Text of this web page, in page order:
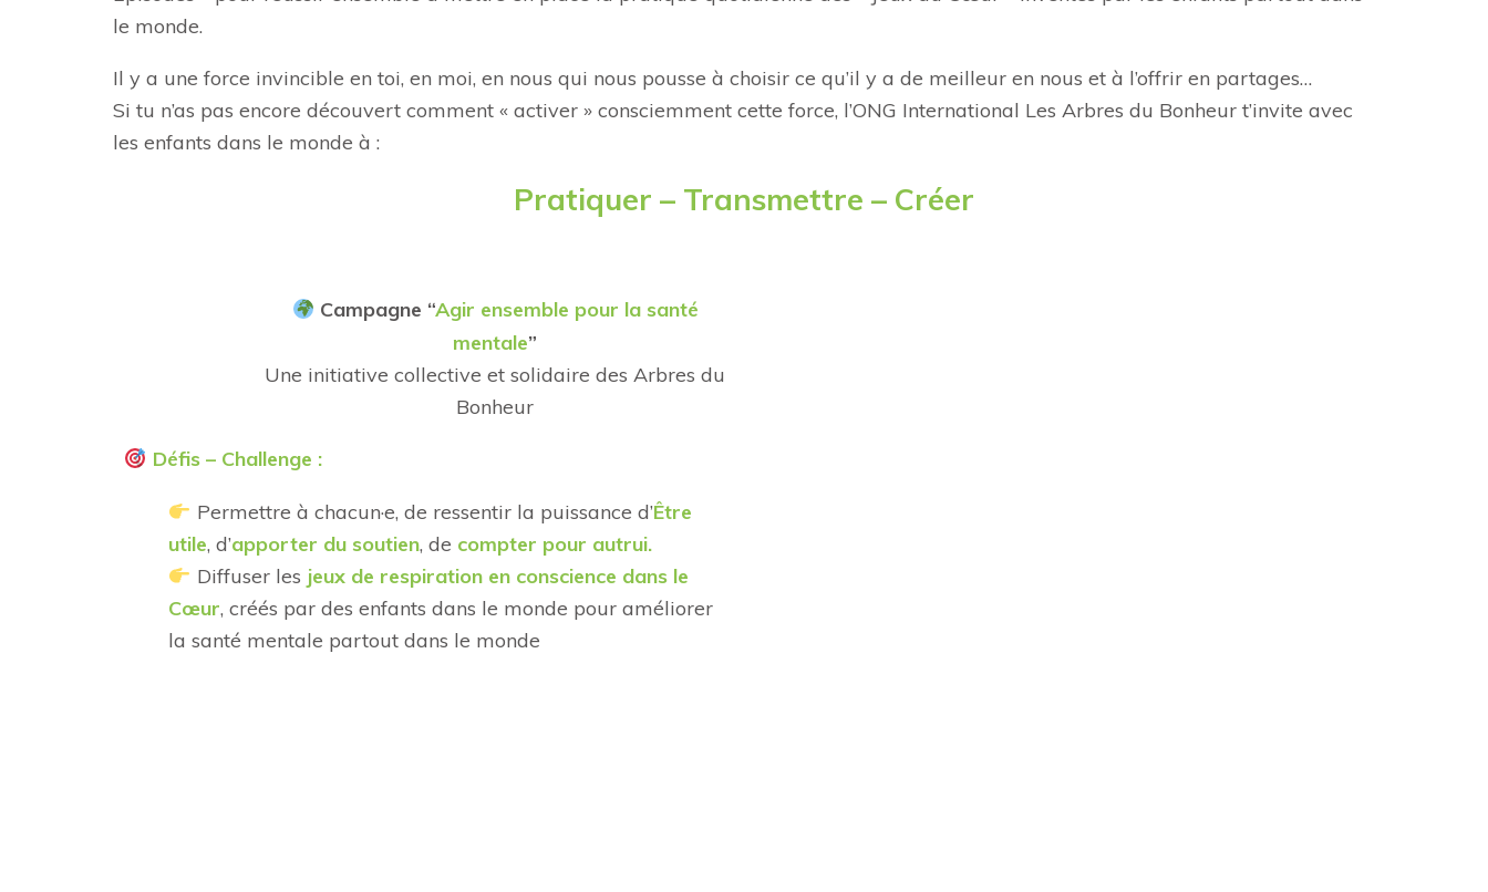
le monde.
Il y a une force invincible en toi, en moi, en nous qui nous pousse à choisir ce qu’il y a de meilleur en nous et à l’offrir en partages…
Si tu n’as pas encore découvert comment « activer » consciemment cette force, l’ONG International Les Arbres du Bonheur t’invite avec
les enfants dans le monde à :
Pratiquer – Transmettre – Créer
Campagne “Agir ensemble pour la santé
mentale”
Une initiative collective et solidaire des Arbres du
Bonheur
Défis – Challenge :
Permettre à chacun·e, de ressentir la puissance d’Être
utile, d’apporter du soutien, de compter pour autrui.
Diffuser les jeux de respiration en conscience dans le
Cœur, créés par des enfants dans le monde pour améliorer
la santé mentale partout dans le monde